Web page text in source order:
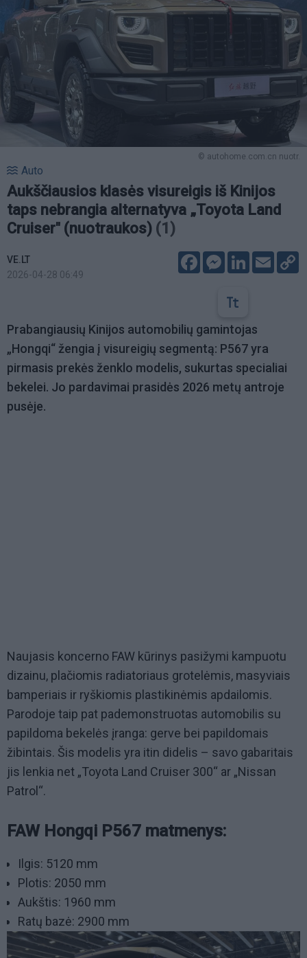
© autohome.com.cn nuotr.
Auto
Aukščiausios klasės visureigis iš Kinijos
taps nebrangia alternatyva „Toyota Land
Cruiser" (nuotraukos) (1)
VE.LT
2026-04-28 06:49
FacebookMessenger
LinkedIn
Email
Prabangiausių Kinijos automobilių gamintojas
„Hongqi“ žengia į visureigių segmentą: P567 yra
pirmasis prekės ženklo modelis, sukurtas specialiai
bekelei. Jo pardavimai prasidės 2026 metų antroje
pusėje.
Naujasis koncerno FAW kūrinys pasižymi kampuotu
dizainu, plačiomis radiatoriaus grotelėmis, masyviais
bamperiais ir ryškiomis plastikinėmis apdailomis.
Parodoje taip pat pademonstruotas automobilis su
papildoma bekelės įranga: gerve bei papildomais
žibintais. Šis modelis yra itin didelis – savo gabaritais
jis lenkia net „Toyota Land Cruiser 300“ ar „Nissan
Patrol“.
FAW Hongqi P567 matmenys:
Ilgis: 5120 mm
Plotis: 2050 mm
Aukštis: 1960 mm
Ratų bazė: 2900 mm